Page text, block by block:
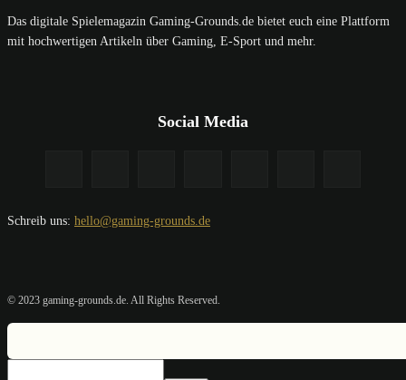
Das digitale Spielemagazin Gaming-Grounds.de bietet euch eine Plattform
mit hochwertigen Artikeln über Gaming, E-Sport und mehr.
Social Media
Schreib uns: hello@gaming-grounds.de
© 2023 gaming-grounds.de. All Rights Reserved.